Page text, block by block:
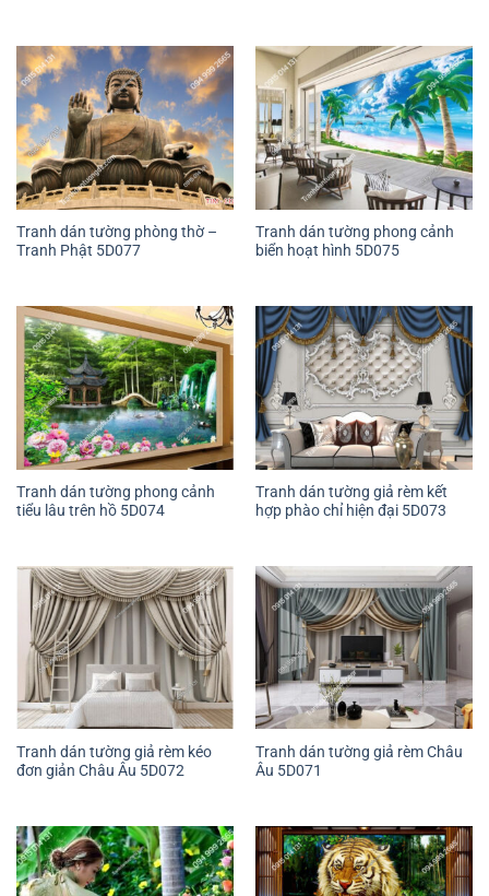
Tranh dán tường phòng thờ –
Tranh Phật 5D077
Tranh dán tường phong cảnh
biển hoạt hình 5D075
Tranh dán tường phong cảnh
tiểu lâu trên hồ 5D074
Tranh dán tường giả rèm kết
hợp phào chỉ hiện đại 5D073
Tranh dán tường giả rèm kéo
đơn giản Châu Âu 5D072
Tranh dán tường giả rèm Châu
Âu 5D071